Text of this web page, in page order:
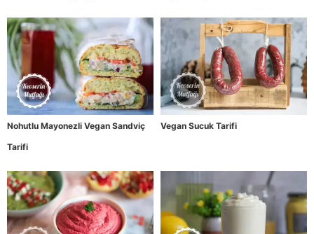
Nohutlu Mayonezli Vegan Sandviç
Tarifi
Vegan Sucuk Tarifi